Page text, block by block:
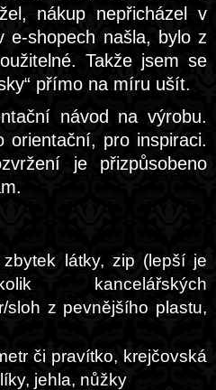
nákup nepřicházel v
e-shopech našla, bylo z
Takže jsem se
přímo na míru ušít.
návod na výrobu.
orientační, pro inspiraci.
je přizpůsobeno
zbytek látky, zip (lepší je
kancelářských
sloh z pevnějšího plastu,
či pravítko, krejčovská
jehla, nůžky